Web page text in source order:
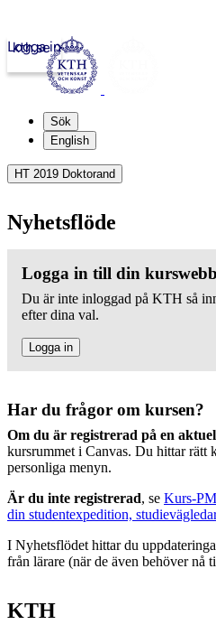
kth.se
Logga in
Sök
English
HT 2019 Doktorand
Nyhetsflöde
Logga in till din kurswebb
Du är inte inloggad på KTH så
efter dina val.
Logga in
Har du frågor om kursen?
Om du är registrerad på en
kursrummet i Canvas. Du hittar rätt
personliga menyn.
Är du inte registrerad, se Kurs-
din studentexpedition,
I Nyhetsflödet hittar du
från lärare (när de även behöver nå
KTH